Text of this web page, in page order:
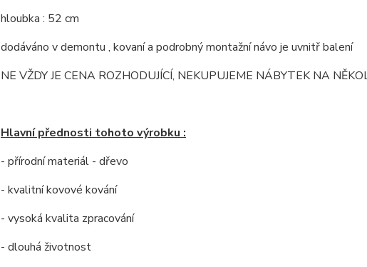
hloubka : 52 cm
dodáváno v demontu , kovaní a podrobný montažní návo je uvnitř balení
NE VŽDY JE CENA ROZHODUJÍCÍ, NEKUPUJEME NÁBYTEK NA
Hlavní přednosti tohoto výrobku :
- přírodní materiál - dřevo
- kvalitní kovové kování
- vysoká kvalita zpracování
- dlouhá životnost